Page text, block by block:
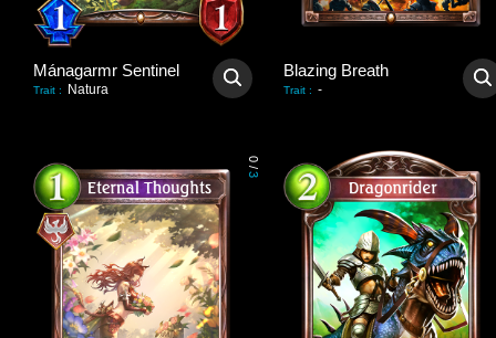
Mánagarmr Sentinel
Trait : Natura
Blazing Breath
Trait : -
0
/
3